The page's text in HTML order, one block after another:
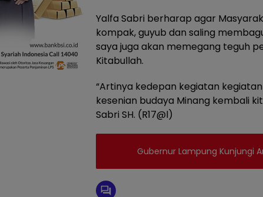
Yalfa Sabri berharap agar
kompak, guyub dan saling
saya juga akan memegang teguh
Kitabullah.
“Artinya kedepan kegiatan
kesenian budaya Minang kembali
Sabri SH. (R17@l)
Gubernur Lampung Kunjungi